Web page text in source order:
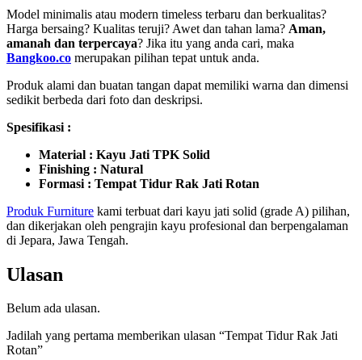
Model minimalis atau modern timeless terbaru dan berkualitas?
Harga bersaing? Kualitas teruji? Awet dan tahan lama? Aman,
amanah dan terpercaya? Jika itu yang anda cari, maka
Bangkoo.co merupakan pilihan tepat untuk anda.
Produk alami dan buatan tangan dapat memiliki warna dan dimensi
sedikit berbeda dari foto dan deskripsi.
Spesifikasi :
Material : Kayu Jati TPK Solid
Finishing : Natural
Formasi : Tempat Tidur Rak Jati Rotan
Produk Furniture kami terbuat dari kayu jati solid (grade A) pilihan,
dan dikerjakan oleh pengrajin kayu profesional dan berpengalaman
di Jepara, Jawa Tengah.
Ulasan
Belum ada ulasan.
Jadilah yang pertama memberikan ulasan “Tempat Tidur Rak Jati
Rotan”